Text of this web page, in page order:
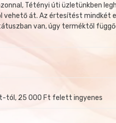
Tétényi úti üzletünkben
vehető át. Az értesítést mindkét
van, úgy terméktől
tól, 25 000 Ft felett ingyenes